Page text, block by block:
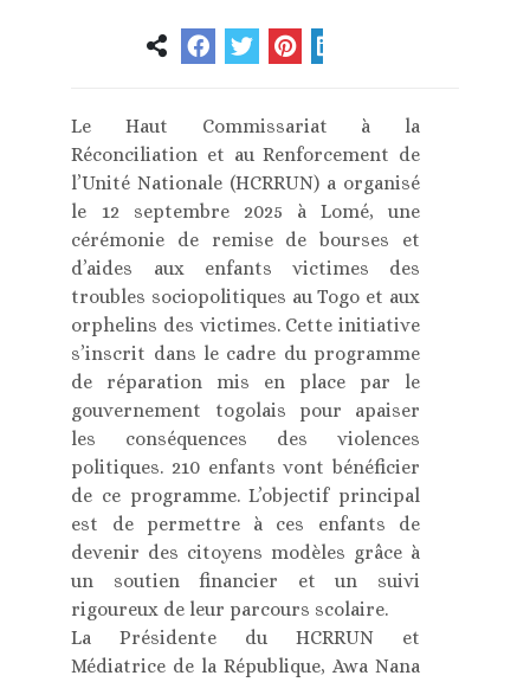
Le Haut Commissariat à la
Réconciliation et au Renforcement de
l’Unité Nationale (HCRRUN) a organisé
le 12 septembre 2025 à Lomé, une
cérémonie de remise de bourses et
d’aides aux enfants victimes des
troubles sociopolitiques au Togo et aux
orphelins des victimes. Cette initiative
s’inscrit dans le cadre du programme
de réparation mis en place par le
gouvernement togolais pour apaiser
les conséquences des violences
politiques. 210 enfants vont bénéficier
de ce programme. L’objectif principal
est de permettre à ces enfants de
devenir des citoyens modèles grâce à
un soutien financier et un suivi
rigoureux de leur parcours scolaire.
La Présidente du HCRRUN et
Médiatrice de la République, Awa Nana